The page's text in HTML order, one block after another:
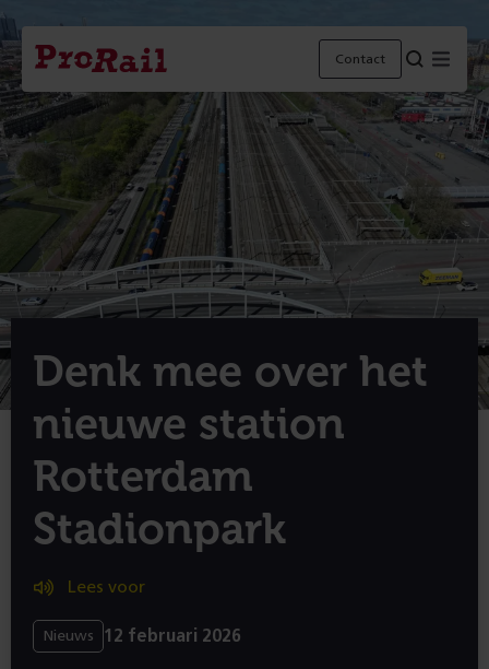
Navigatie
Homepage
ProRail
Contact Menu
Denk mee over het
nieuwe station
Rotterdam
Stadionpark
Lees voor
Nieuws 12 februari 2026